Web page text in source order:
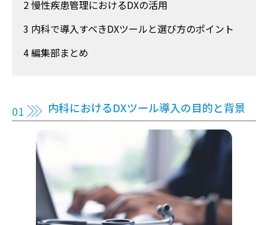
2 慢性疾患管理におけるDXの活用
3 内科で導入すべきDXツールと選び方のポイント
4 編集部まとめ
内科におけるDXツール導入の目的と背景